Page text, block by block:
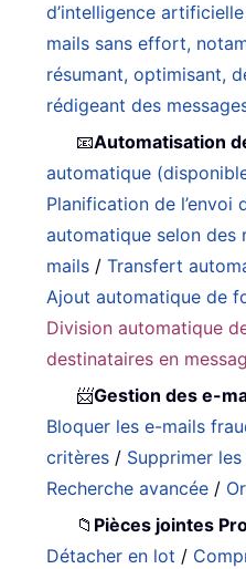
d’intelligence
mails sans effort,
résumant, optimisant,
rédigeant des
📧Automatisation
automatique
Planification de l’envoi
automatique selon des
mails /Transfert
Ajout automatique de
Division automatique
destinataires en
📨Gestion des e-
Bloquer les e-mails
critères / Supprimer
Recherche avancée /
📁 Pièces jointes
Détacher en lot /